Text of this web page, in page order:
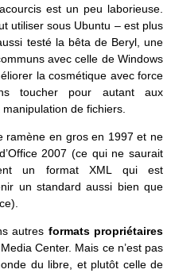
est un peu laborieuse.
utiliser sous Ubuntu – est plus
testé la bêta de Beryl, une
avec celle de Windows
la cosmétique avec force
toucher pour autant aux
de fichiers.
ramène en gros en 1997 et ne
2007 (ce qui ne saurait
un format XML qui est
un standard aussi bien que
autres formats propriétaires
Center. Mais ce n’est pas
du libre, et plutôt celle de